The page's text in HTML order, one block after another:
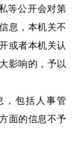
等公开会对第
息，本机关不
或者本机关认
影响的，予以
，包括人事管
面的信息不予